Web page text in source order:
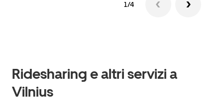
1/4
Ridesharing e altri servizi a
Vilnius